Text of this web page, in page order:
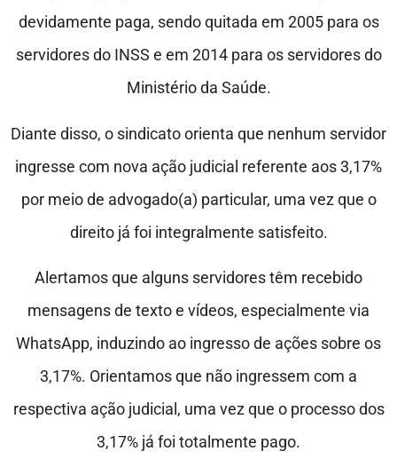
devidamente paga, sendo quitada em 2005 para os
servidores do INSS e em 2014 para os servidores do
Ministério da Saúde.
Diante disso, o sindicato orienta que nenhum servidor
ingresse com nova ação judicial referente aos 3,17%
por meio de advogado(a) particular, uma vez que o
direito já foi integralmente satisfeito.
Alertamos que alguns servidores têm recebido
mensagens de texto e vídeos, especialmente via
WhatsApp, induzindo ao ingresso de ações sobre os
3,17%. Orientamos que não ingressem com a
respectiva ação judicial, uma vez que o processo dos
3,17% já foi totalmente pago.